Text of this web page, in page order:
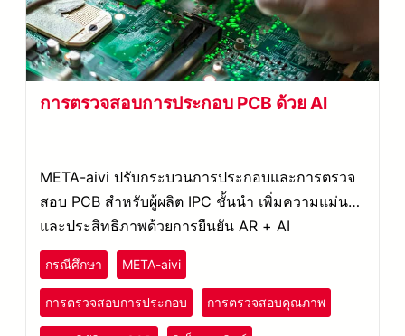
การตรวจสอบการประกอบ PCB ด้วย AI
META-aivi ปรับกระบวนการประกอบและการตรวจ
สอบ PCB สำหรับผู้ผลิต IPC ชั้นนำ เพิ่มความแม่นยำ
และประสิทธิภาพด้วยการยืนยัน AR + AI
กรณีศึกษา META-aivi
การตรวจสอบการประกอบ การตรวจสอบคุณภาพ